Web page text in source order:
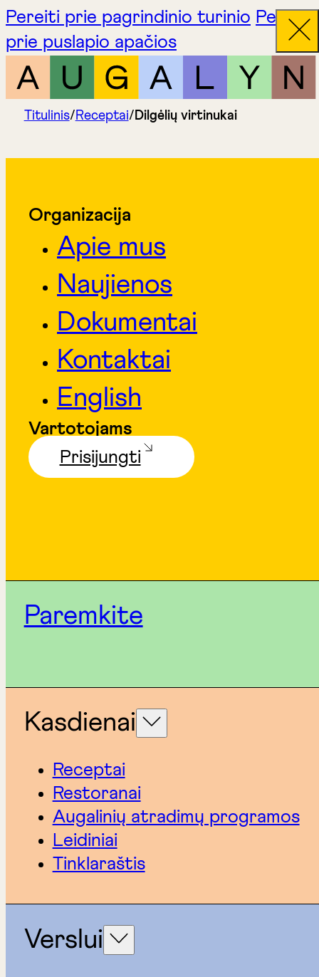
Pereiti prie pagrindinio turinio Pereiti
prie puslapio apačios
Titulinis/Receptai/ Dilgėlių virtinukai
Organizacija
Apie mus
Naujienos
Dokumentai
Kontaktai
English
Vartotojams
Prisijungti
Paremkite
Kasdienai
Receptai
Restoranai
Augalinių atradimų programos
Leidiniai
Tinklaraštis
Verslui